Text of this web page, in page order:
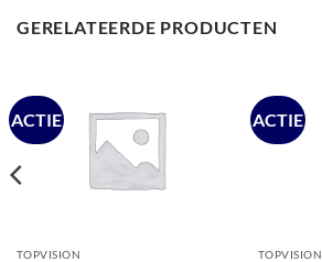
GERELATEERDE PRODUCTEN
ACTIE
TOPVISION
ACTIE
TOPVISION